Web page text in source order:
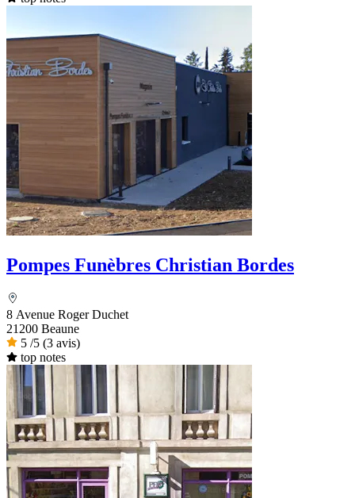
Pompes Funèbres Christian Bordes
8 Avenue Roger Duchet
21200 Beaune
5 /5 (3 avis)
top notes